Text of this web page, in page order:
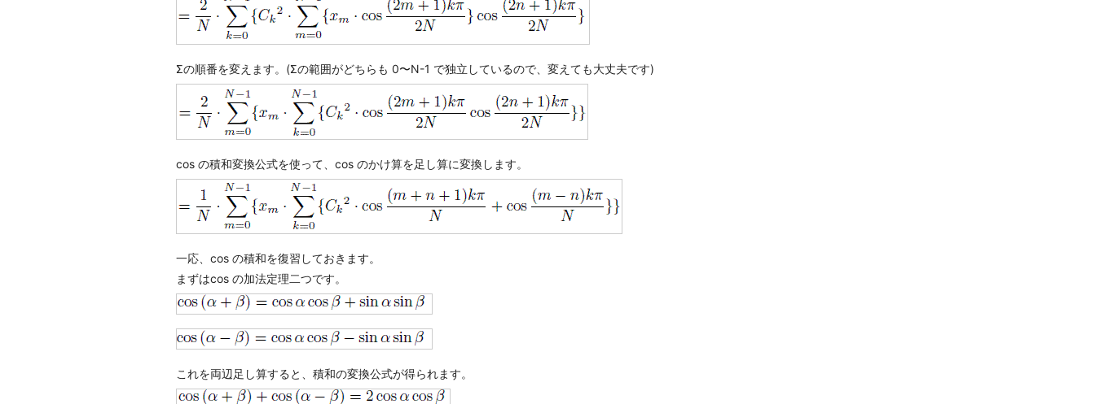
Σの順番を変えます。(Σの範囲がどちらも 0〜N-1 で独立しているので、変えても大丈夫です)
cos の積和変換公式を使って、cos のかけ算を足し算に変換します。
一応、cos の積和を復習しておきます。
まずはcos の加法定理二つです。
これを両辺足し算すると、積和の変換公式が得られます。